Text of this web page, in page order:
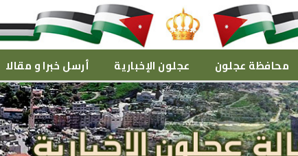
محافظة عجلون عجلون الإخبارية أرسل خبرا و مقالا